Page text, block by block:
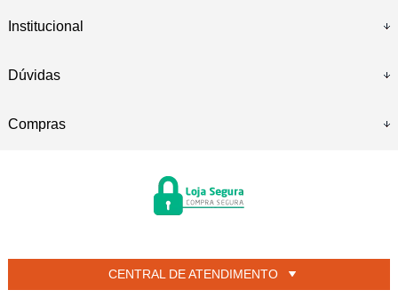
Institucional
Dúvidas
Compras
CENTRAL DE ATENDIMENTO